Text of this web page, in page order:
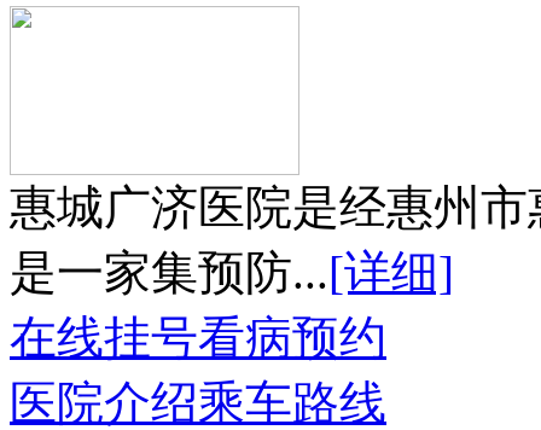
惠城广济医院是经惠州
是一家集预防...[详细]
在线挂号看病预约
医院介绍乘车路线